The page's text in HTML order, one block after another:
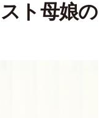
ト母娘の